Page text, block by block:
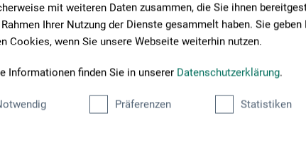
mit weiteren Daten zusammen, die Sie ihnen
Ihrer Nutzung der Dienste gesammelt haben. Sie
Cookies, wenn Sie unsere Webseite weiterhin nutzen.
Informationen finden Sie in unserer Datenschutzerklärung.
Präferenzen Statistiken
Hersteller-Kontakt